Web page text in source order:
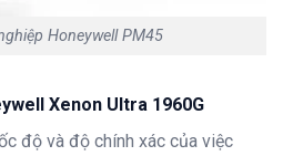
Honeywell PM45
Xenon Ultra 1960G
độ và độ chính xác của việc